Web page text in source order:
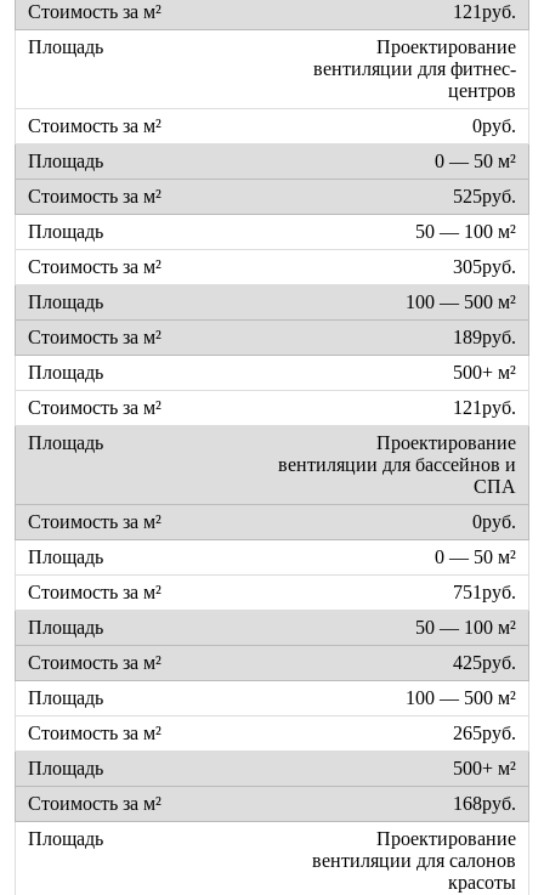
121руб.
Проектирование
вентиляции для фитнес-
центров
0руб.
0 — 50 м²
525руб.
50 — 100 м²
305руб.
100 — 500 м²
189руб.
500+ м²
121руб.
Проектирование
вентиляции для бассейнов и
СПА
0руб.
0 — 50 м²
751руб.
50 — 100 м²
425руб.
100 — 500 м²
265руб.
500+ м²
168руб.
Проектирование
вентиляции для салонов
красоты